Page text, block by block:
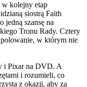
w kolejny etap
siostrą Faith
szansę na
Tronu Rady. Cztery
w którym nie
i Pixar na DVD. A
i rozumieli, co
z okazji, aby za